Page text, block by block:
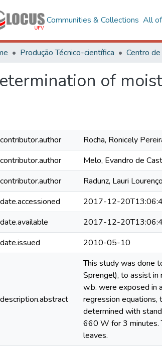
Communities & Collections All
Produção Técnico-científica Centro
of
Rocha, Ronicely
Melo, Evandro de
Radunz, Lauri Lourenço
2017-12-
2017-12-
2010-05-10
This study was done
Sprengel), to assist in
w.b. were exposed in
regression
determined with
660 W for 3 minutes.
leaves.